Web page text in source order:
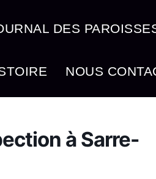
DES
NOUS
à Sarre-